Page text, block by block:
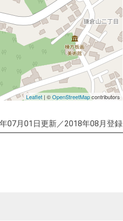
Leaflet | ©OpenStreetMapcontributors
07月01日 更新／2018年08月 登録